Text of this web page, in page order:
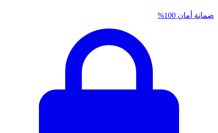
ضمانة أمان 100%